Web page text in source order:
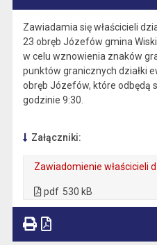
Zawiadamia się właścicieli
23 obręb Józefów gmina
w celu wznowienia znaków
punktów granicznych działki
obręb Józefów, które odbędą
godzinie 9:30.
Załączniki:
Zawiadomienie właścicieli
pdf 530 kB